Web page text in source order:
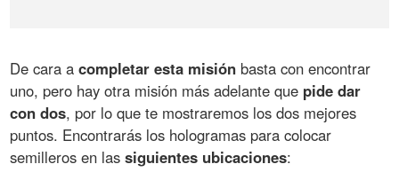
De cara acompletar esta misión basta con encontrar
uno, pero hay otra misión más adelante que pide dar
con dos, por lo que te mostraremos los dos mejores
puntos. Encontrarás los hologramas para colocar
semilleros en lassiguientes ubicaciones: